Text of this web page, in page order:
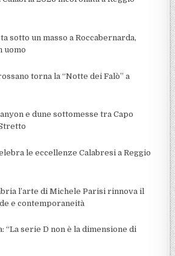
sotto un masso a Roccabernarda,
uomo
torna la “Notte dei Falò” a
e dune sottomesse tra Capo
le eccellenze Calabresi a Reggio
l’arte di Michele Parisi rinnova il
e contemporaneità
“La serie D non è la dimensione di